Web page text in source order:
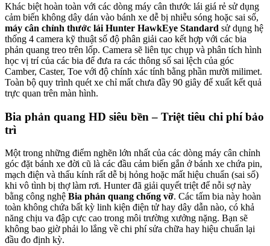
Khác biệt hoàn toàn với các dòng máy cân thước lái giá rẻ sử dụng
cảm biến không dây dán vào bánh xe dễ bị nhiễu sóng hoặc sai số,
máy cân chỉnh thước lái Hunter HawkEye Standard sử dụng hệ
thống 4 camera kỹ thuật số độ phân giải cao kết hợp với các bia
phản quang treo trên lốp. Camera sẽ liên tục chụp và phân tích hình
học vị trí của các bia để đưa ra các thông số sai lệch của góc
Camber, Caster, Toe với độ chính xác tính bằng phần mười milimet.
Toàn bộ quy trình quét xe chỉ mất chưa đầy 90 giây để xuất kết quả
trực quan trên màn hình.
Bia phản quang HD siêu bền – Triệt tiêu chi phí bảo
trì
Một trong những điểm nghẽn lớn nhất của các dòng máy cân chỉnh
góc đặt bánh xe đời cũ là các đầu cảm biến gắn ở bánh xe chứa pin,
mạch điện và thấu kính rất dễ bị hỏng hoặc mất hiệu chuẩn (sai số)
khi vô tình bị thợ làm rơi. Hunter đã giải quyết triệt để nỗi sợ này
bằng công nghệ Bia phản quang chống vỡ. Các tấm bia này hoàn
toàn không chứa bất kỳ linh kiện điện tử hay dây dẫn nào, có khả
năng chịu va đập cực cao trong môi trường xưởng nặng. Bạn sẽ
không bao giờ phải lo lắng về chi phí sửa chữa hay hiệu chuẩn lại
đầu đo định kỳ.